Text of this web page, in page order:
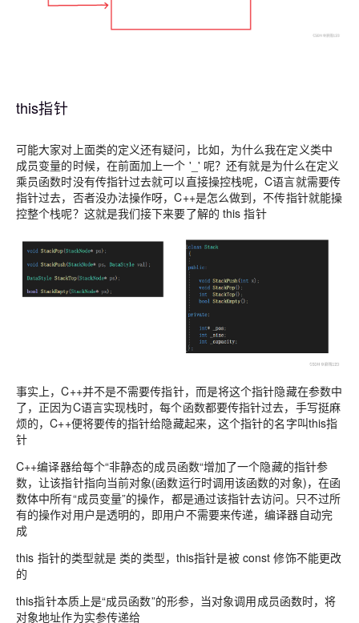
this指针
可能大家对上面类的定义还有疑问，比如，为什么我在定义类中
成员变量的时候，在前面加上一个 '_' 呢？还有就是为什么在定义
乘员函数时没有传指针过去就可以直接操控栈呢，C语言就需要传
指针过去，否者没办法操作呀，C++是怎么做到，不传指针就能操
控整个栈呢？这就是我们接下来要了解的 this 指针
事实上，C++并不是不需要传指针，而是将这个指针隐藏在参数中
了，正因为C语言实现栈时，每个函数都要传指针过去，手写挺麻
烦的，C++便将要传的指针给隐藏起来，这个指针的名字叫this指
针
C++编译器给每个“非静态的成员函数“增加了一个隐藏的指针参
数，让该指针指向当前对象(函数运行时调用该函数的对象)，在函
数体中所有“成员变量”的操作，都是通过该指针去访问。只不过所
有的操作对用户是透明的，即用户不需要来传递，编译器自动完
成
this 指针的类型就是 类的类型，this指针是被 const 修饰不能更改
的
this指针本质上是“成员函数”的形参，当对象调用成员函数时，将
对象地址作为实参传递给